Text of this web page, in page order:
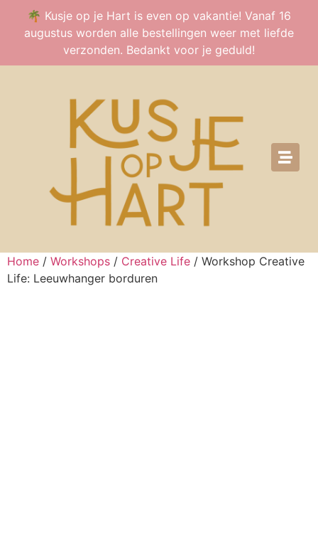
🌴 Kusje op je Hart is even op vakantie! Vanaf 16
augustus worden alle bestellingen weer met liefde
verzonden. Bedankt voor je geduld!
Home / Workshops / Creative Life / Workshop Creative
Life: Leeuwhanger borduren